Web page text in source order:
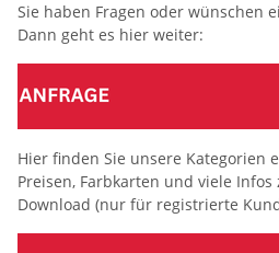
Sie haben Fragen oder wünschen
Dann geht es hier weiter:
Hier finden Sie unsere Kategorien
Preisen, Farbkarten und viele Infos
Download (nur für registrierte